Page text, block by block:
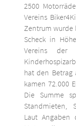
2500
Vereins
Zentrum wurde
Scheck in
Vereins der
hat den Betrag
kamen 72.000
Die Summe
Standmieten,
Laut Angaben